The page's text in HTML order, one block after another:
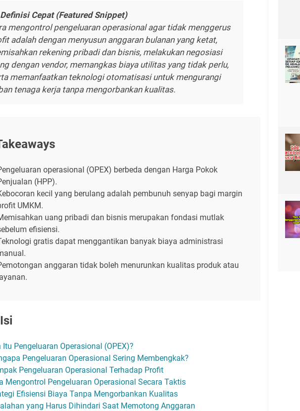
Definisi Cepat (Featured Snippet)
mengontrol pengeluaran operasional agar tidak menggerus
adalah dengan menyusun anggaran bulanan yang ketat,
rekening pribadi dan bisnis, melakukan negosiasi
dengan vendor, memangkas biaya utilitas yang tidak perlu,
memanfaatkan teknologi otomatisasi untuk mengurangi
tenaga kerja tanpa mengorbankan kualitas.
operasional (OPEX) berbeda dengan Harga Pokok
(HPP).
kecil yang berulang adalah pembunuh senyap bagi margin
UMKM.
uang pribadi dan bisnis merupakan fondasi mutlak
efisiensi.
gratis dapat menggantikan banyak biaya administrasi
anggaran tidak boleh menurunkan kualitas produk atau
Itu Pengeluaran Operasional (OPEX)?
Pengeluaran Operasional Sering Membengkak?
Pengeluaran Operasional Terhadap Profit
Mengontrol Pengeluaran Operasional Secara Taktis
Efisiensi Biaya Tanpa Mengorbankan Kualitas
yang Harus Dihindari Saat Memotong Anggaran